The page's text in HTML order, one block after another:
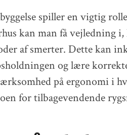
spiller en vigtig
kan man få vejledning
af smerter. Dette kan
og lære
på ergonomi i
for tilbagevendende